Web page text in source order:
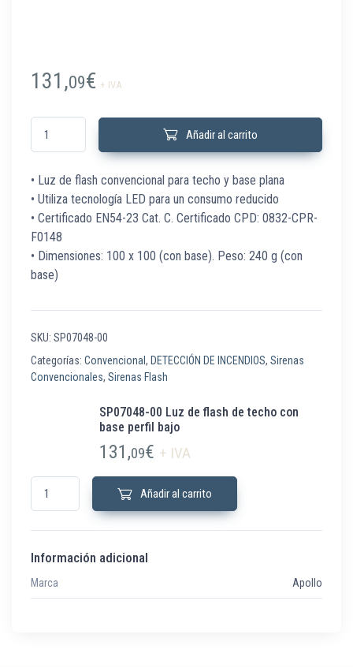
131,09€ + IVA
SP07048-00 Luz de flash de techo con base perfil bajo cantidad
Añadir al carrito
• Luz de flash convencional para techo y base plana
• Utiliza tecnología LED para un consumo reducido
• Certificado EN54-23 Cat. C. Certificado CPD: 0832-CPR-
F0148
• Dimensiones: 100 x 100 (con base). Peso: 240 g (con
base)
SKU: SP07048-00
Categorías: Convencional , DETECCIÓN DE INCENDIOS, Sirenas
Convencionales, Sirenas Flash
SP07048-00 Luz de flash de techo con
base perfil bajo
131,09€ + IVA
SP07048-00 Luz de flash de techo con base perfil bajo cantidad
Añadir al carrito
Información adicional
Marca Apollo